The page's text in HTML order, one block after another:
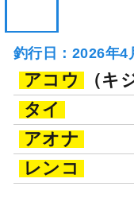
釣行日：2026年4
アコウ
（キ
タイ
アオナ
レンコ